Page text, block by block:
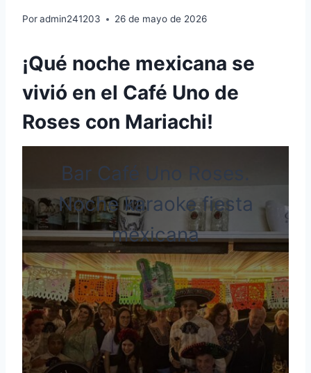
Poradmin241203 26 de mayo de 2026
¡Qué noche mexicana se
vivió en el Café Uno de
Roses con Mariachi!
Bar Café Uno Roses.
Noche karaoke fiesta
mexicana